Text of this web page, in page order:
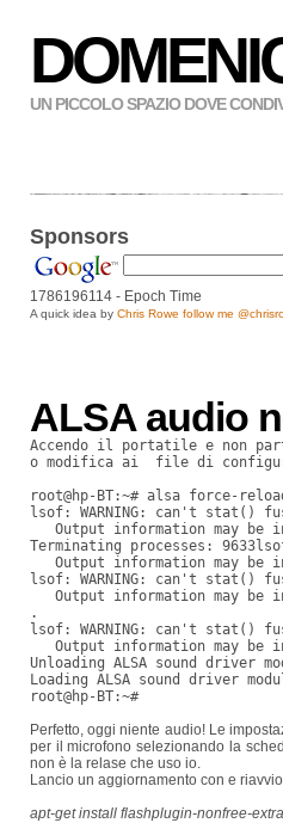
UN PICCOLO SPAZIO DOVE
Sponsors
1786196115 - Epoch Time
A quick idea by Chris Rowe follow me
ALSA audio
Accendo il portatile e non
o modifica ai  file di
root@hp-BT:~# alsa force-
lsof: WARNING: can't stat()
Output information may be
Terminating processes:
Output information may be
lsof: WARNING: can't stat()
Output information may be
.
lsof: WARNING: can't stat()
Output information may be
Unloading ALSA sound driver
Loading ALSA sound driver
root@hp-BT:~#
Perfetto, oggi niente audio! Le
per il microfono selezionando la
non è la relase che uso io.
Lancio un aggiornamento con e
apt-get install flashplugin-nonfree-